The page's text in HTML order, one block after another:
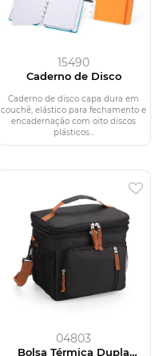
15490
Caderno de Disco
Caderno de disco capa dura em
couchê, elástico para fechamento e
encadernação com oito discos
plásticos...
04803
Bolsa Térmica Dupla